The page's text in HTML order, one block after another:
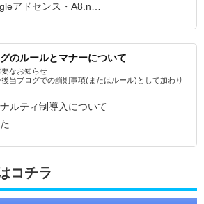
アドセンス・A8.n…
のルールとマナーについて
なお知らせ
後当ブログでの罰則事項(またはルール)として加わり
ルティ制導入について
た…
コチラ